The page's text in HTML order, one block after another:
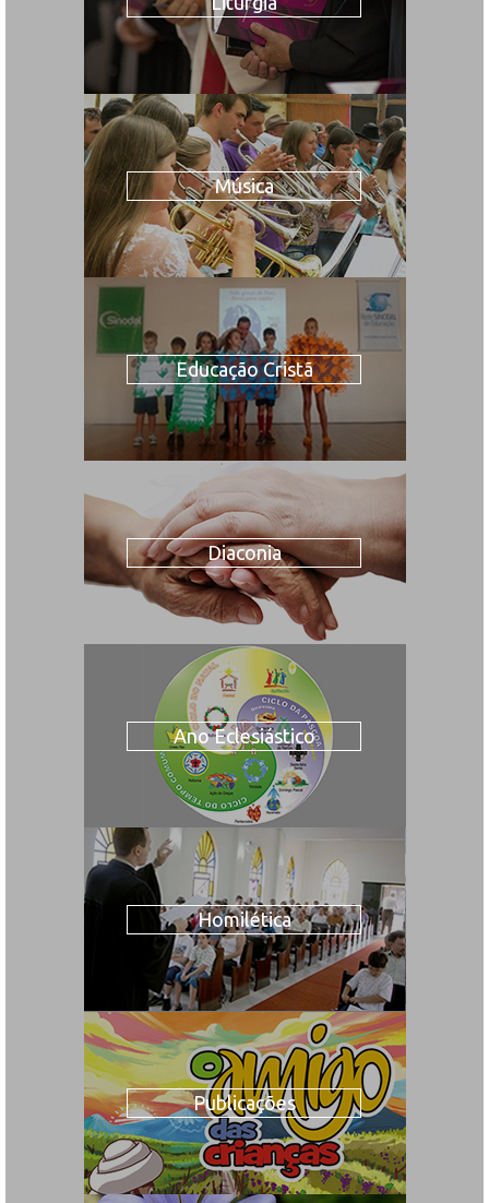
Música
Educação Cristã
Diaconia
Ano Eclesiástico
Homilética
Publicações